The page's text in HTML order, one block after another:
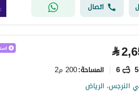
اتصال
⃁
5
6 المساحة:200 م2
النرجس، الرياض